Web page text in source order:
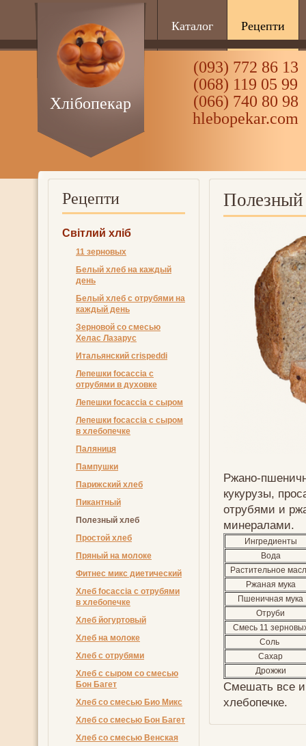
Каталог Рецепти
(093) 772 86 13
(068) 119 05 99
(066) 740 80 98
hlebopekar.com
Хлібопекар
Рецепти
Світлий хліб
11 зерновых
Белый хлеб на каждый
день
Белый хлеб с отрубями на
каждый день
Зерновой со смесью
Хелас Лазарус
Итальянский crispeddi
Лепешки focaccia с
отрубями в духовке
Лепешки focaccia с сыром
Лепешки focaccia с сыром
в хлебопечке
Пaляниця
Пампушки
Парижский хлеб
Пикантный
Полезный хлеб
Простой хлеб
Пряный на молоке
Фитнес микс диетический
Хлеб focaccia с отрубями
в хлебопечке
Хлеб йогуртовый
Хлеб на молоке
Хлеб с отрубями
Хлеб с сыром со смесью
Бон Багет
Хлеб со смесью Био Микс
Хлеб со смесью Бон Багет
Хлеб со смесью Венская
Полезный
Ржано-
кукурузы,
отрубями и
минералами.
Ингредиенты
Вода
Растительное
Ржаная мука
Пшеничная мука
Отруби
Смесь 11
Соль
Сахар
Дрожжи
Смешать все
хлебопечке.